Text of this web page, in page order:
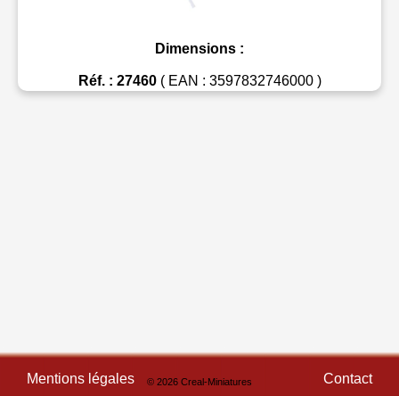
Dimensions :
Réf. : 27460( EAN : 3597832746000 )
Mentions légales © 2026 Creal-Miniatures Contact